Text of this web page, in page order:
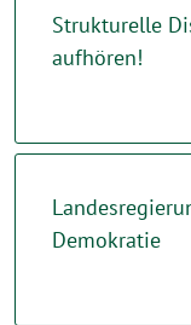
Strukturelle
aufhören!
Demokratie